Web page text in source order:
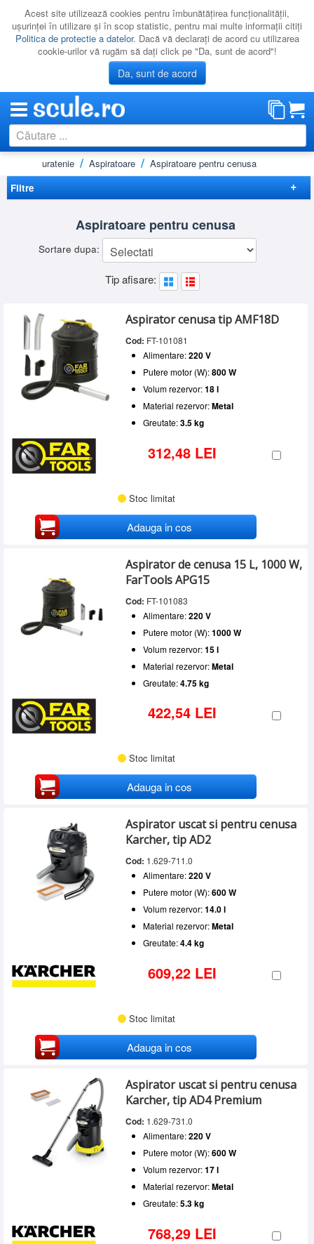
Acest site utilizează cookies pentru îmbunătăţirea funcţionalităţii,
uşurinţei în utilizare şi în scop statistic, pentru mai multe informaţii citiţi
Politica de protectie a datelor. Dacă vă declaraţi de acord cu utilizarea
cookie-urilor vă rugăm să daţi click pe "Da, sunt de acord"!
Da, sunt de acord
CATEGORII
PROMOTII
LICHIDARE
SERVICE
INCHIRIERI
BLOG
CONTACT
pentru curatenie Aspiratoare
Aspiratoare pentru cenusa
Filtre
Acumulator(2)
Putere motor (W)
500 - 750 W(2)
751 - 1000 W
Volum rezervor
10 - 20 l
Material rezervor
Metal(6)
Aspiratoare pentru cenusa
Sortare dupa:
Tip afisare:
Aspirator cenusa tip AMF18D
Cod: FT-101081
Alimentare:220 V
Putere motor (W):800 W
Volum rezervor:18 l
Material rezervor:Metal
Greutate:3.5 kg
312,48 LEI
Stoc limitat
Adauga in cos
Aspirator de cenusa 15 L, 1000 W,
FarTools APG15
Cod: FT-101083
Alimentare:220 V
Putere motor (W):1000 W
Volum rezervor:15 l
Material rezervor:Metal
Greutate:4.75 kg
422,54 LEI
Stoc limitat
Adauga in cos
Aspirator uscat si pentru cenusa
Karcher, tip AD2
Cod: 1.629-711.0
Alimentare:220 V
Putere motor (W):600 W
Volum rezervor:14.0 l
Material rezervor:Metal
Greutate:4.4 kg
609,22 LEI
Stoc limitat
Adauga in cos
Aspirator uscat si pentru cenusa
Karcher, tip AD4 Premium
Cod: 1.629-731.0
Alimentare:220 V
Putere motor (W):600 W
Volum rezervor:17 l
Material rezervor:Metal
Greutate:5.3 kg
768,29 LEI